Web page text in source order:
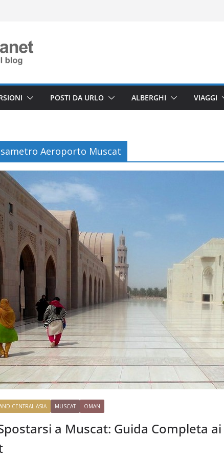
POSTI DA URLO ALBERGHI VIAGGI
Aeroporto Muscat
CENTRAL ASIA MUSCAT OMAN
a Muscat: Guida Completa